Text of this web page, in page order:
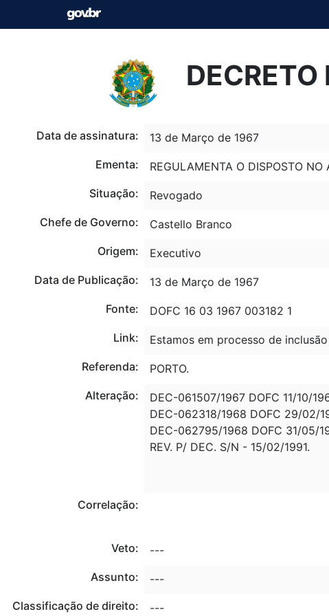
Data de assinatura:
13 de Março de 1967
Ementa:
REGULAMENTA O DISPOSTO
Situação:
Revogado
Chefe de Governo:
Castello Branco
Origem:
Executivo
Data de Publicação:
13 de Março de 1967
Fonte:
DOFC 16 03 1967 003182 1
Link:
Estamos em processo de
Referenda:
PORTO.
Alteração:
DEC-061507/1967 DOFC 11/10/
DEC-062318/1968 DOFC 29/02/
DEC-062795/1968 DOFC 31/05/
REV. P/ DEC. S/N - 15/02/1991.
Correlação:
Veto:
---
Assunto:
---
Classificação de direito:
---